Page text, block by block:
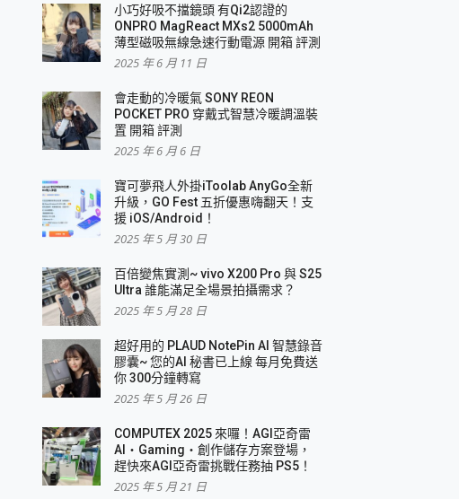
小巧好吸不擋鏡頭 有Qi2認證的
ONPRO MagReact MXs2 5000mAh
薄型磁吸無線急速行動電源 開箱 評測
2025 年 6 月 11 日
會走動的冷暖氣 SONY REON
POCKET PRO 穿戴式智慧冷暖調溫裝
置 開箱 評測
2025 年 6 月 6 日
寶可夢飛人外掛iToolab AnyGo全新
升級，GO Fest 五折優惠嗨翻天！支
援 iOS/Android！
2025 年 5 月 30 日
百倍變焦實測~ vivo X200 Pro 與 S25
Ultra 誰能滿足全場景拍攝需求？
2025 年 5 月 28 日
超好用的 PLAUD NotePin AI 智慧錄音
膠囊~ 您的AI 秘書已上線 每月免費送
你 300分鐘轉寫
2025 年 5 月 26 日
COMPUTEX 2025 來囉！AGI亞奇雷
AI・Gaming・創作儲存方案登場，
趕快來AGI亞奇雷挑戰任務抽 PS5！
2025 年 5 月 21 日